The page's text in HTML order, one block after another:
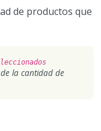
de productos que
la cantidad de